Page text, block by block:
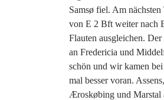
Samsø fiel. Am
von E 2 Bft weiter nach
Flauten ausgleichen.
an Fredericia und
schön und wir kamen
mal besser voran.
Æroskøbing und Marstal